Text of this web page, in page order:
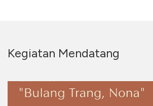
Kegiatan Mendatang